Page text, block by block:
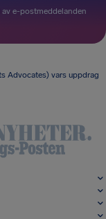
e-postmeddelanden
Advocates) vars uppdrag